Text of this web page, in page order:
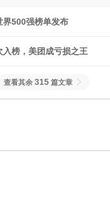
界500强榜单发布
榜，美团成亏损之王
查看其余 315 篇文章